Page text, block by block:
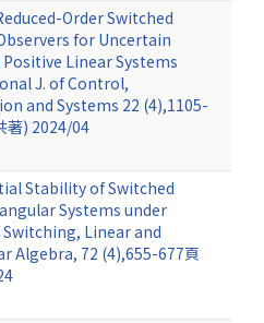
Order Switched
for Uncertain
Linear Systems
J. of Control,
and Systems 22 (4),1105-
著) 2024/04
Stability of Switched
Systems under
Linear and
Algebra, 72 (4),655-677頁